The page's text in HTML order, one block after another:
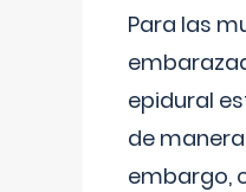
Para las
epidural
de
embargo,